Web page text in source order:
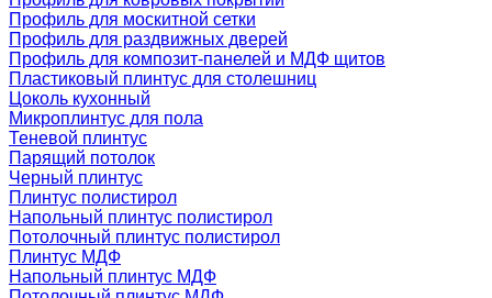
Профиль для москитной сетки
Профиль для раздвижных дверей
Профиль для композит-панелей и МДФ щитов
Пластиковый плинтус для столешниц
Цоколь кухонный
Микроплинтус для пола
Теневой плинтус
Парящий потолок
Черный плинтус
Плинтус полистирол
Напольный плинтус полистирол
Потолочный плинтус полистирол
Плинтус МДФ
Напольный плинтус МДФ